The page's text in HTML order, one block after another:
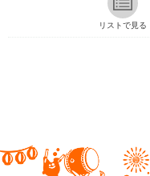
リストで見る